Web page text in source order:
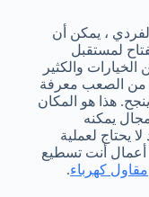
، يمكن أن
لمستقبل
والكثير
من الصعب معرفة
هذا هو المكان
يمكنه
يحتاج لعملية
أعمال أنت تسطيع
مقاول كهرباء.